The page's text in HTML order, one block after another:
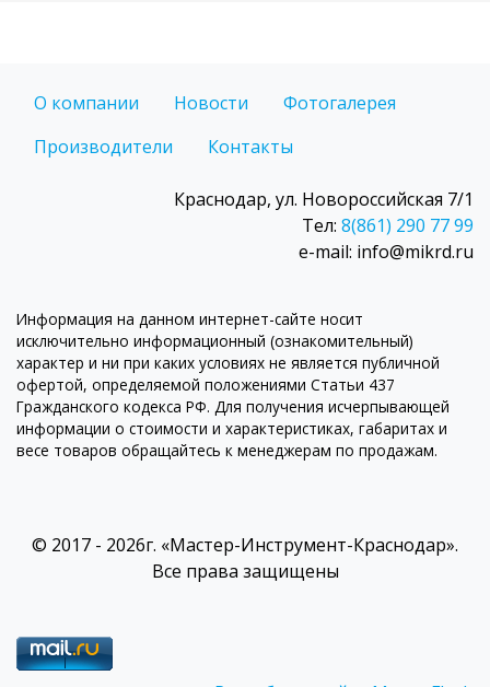
О компании Новости
Фотогалерея
Производители
Контакты
Краснодар, ул. Новороссийская 7/1
Тел: 8(861) 290 77 99
e-mail: info@mikrd.ru
Информация на данном интернет-сайте носит
исключительно информационный (ознакомительный)
характер и ни при каких условиях не является публичной
офертой, определяемой положениями Статьи 437
Гражданского кодекса РФ. Для получения исчерпывающей
информации о стоимости и характеристиках, габаритах и
весе товаров обращайтесь к менеджерам по продажам.
© 2017 - 2026г. «Мастер-Инструмент-Краснодар».
Все права защищены